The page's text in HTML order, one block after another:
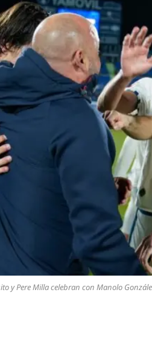
y Pere Milla celebran con Manolo